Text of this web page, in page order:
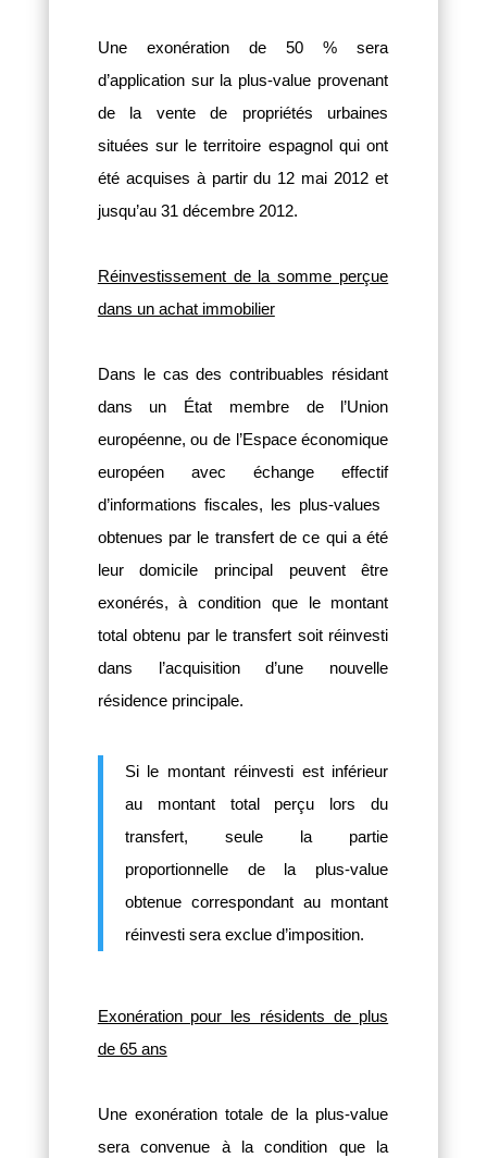
Une exonération de 50 % sera
d’application sur la plus-value ​​provenant
de la vente de propriétés urbaines
situées sur le territoire espagnol qui ont
été acquises à partir du 12 mai 2012 et
jusqu’au 31 décembre 2012.
Réinvestissement de la somme perçue
dans un achat immobilier
Dans le cas des contribuables résidant
dans un État membre de l’Union
européenne, ou de l’Espace économique
européen avec échange effectif
d’informations fiscales, les plus-values ​​
obtenues par le transfert de ce qui a été
leur domicile principal peuvent être
exonérés, à condition que le montant
total obtenu par le transfert soit réinvesti
dans l’acquisition d’une nouvelle
résidence principale.
Si le montant réinvesti est inférieur
au montant total perçu lors du
transfert, seule la partie
proportionnelle de la plus-value
obtenue correspondant au montant
réinvesti sera exclue d’imposition.
Exonération pour les résidents de plus
de 65 ans
Une exonération totale de la plus-value
sera convenue à la condition que la